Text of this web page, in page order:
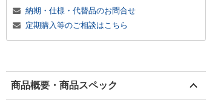
納期・仕様・代替品のお問合せ
定期購入等のご相談はこちら
商品概要・商品スペック